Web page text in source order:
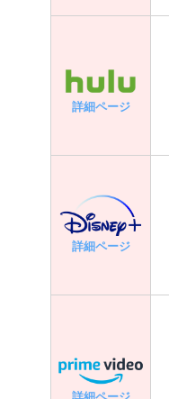
詳細ページ
詳細ページ